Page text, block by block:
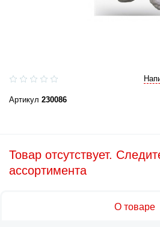
Артикул 230086
Товар отсутствует.
ассортимента
О товаре